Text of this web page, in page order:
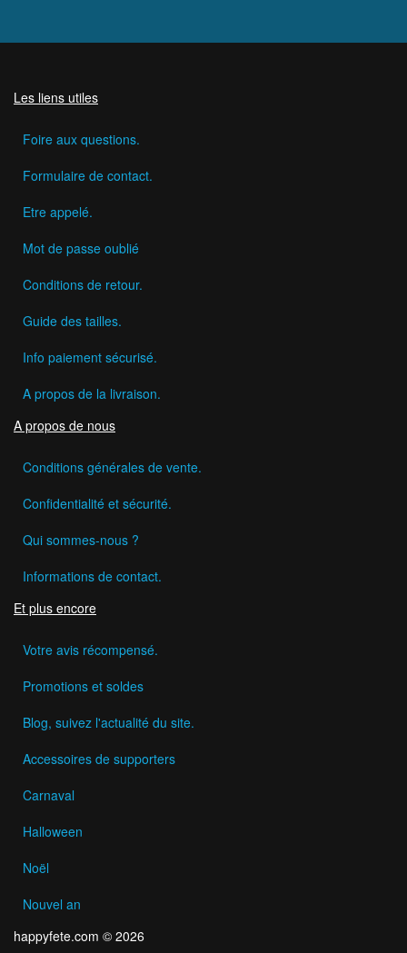
Les liens utiles
Foire aux questions.
Formulaire de contact.
Etre appelé.
Mot de passe oublié
Conditions de retour.
Guide des tailles.
Info paiement sécurisé.
A propos de la livraison.
A propos de nous
Conditions générales de vente.
Confidentialité et sécurité.
Qui sommes-nous ?
Informations de contact.
Et plus encore
Votre avis récompensé.
Promotions et soldes
Blog, suivez l'actualité du site.
Accessoires de supporters
Carnaval
Halloween
Noël
Nouvel an
happyfete.com © 2026